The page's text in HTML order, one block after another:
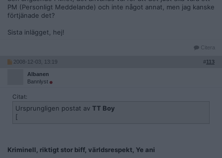
PM (Personligt Meddelande) och inte något annat, men jag kanske
förtjänade det?
Sista inlägget, hej!
Citera
2008-12-03, 13:19 #113
Albanen
Bannlyst
Citat:
Ursprungligen postat av TT Boy
[
Kriminell, riktigt stor biff, världsrespekt, Ye ani